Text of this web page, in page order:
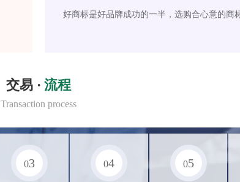
好商标是好品牌成功的一半，选购合心意的商
交易 · 流程
Transaction process
03 04 05